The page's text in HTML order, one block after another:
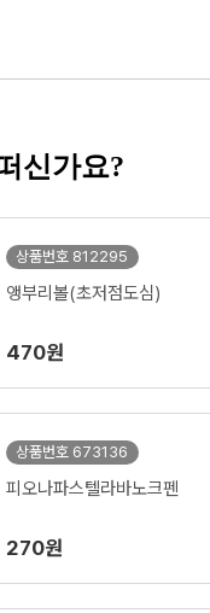
신가요?
상품번호 812295
앵부리볼(초저점도심)
470원
상품번호 673136
피오나파스텔라바노크펜
270원